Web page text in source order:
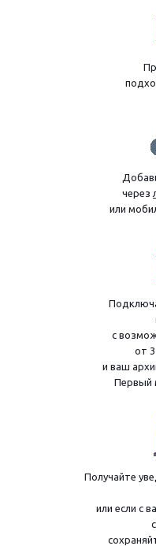
через
или
с
от
и ваш
Первый
Получайте
или если с